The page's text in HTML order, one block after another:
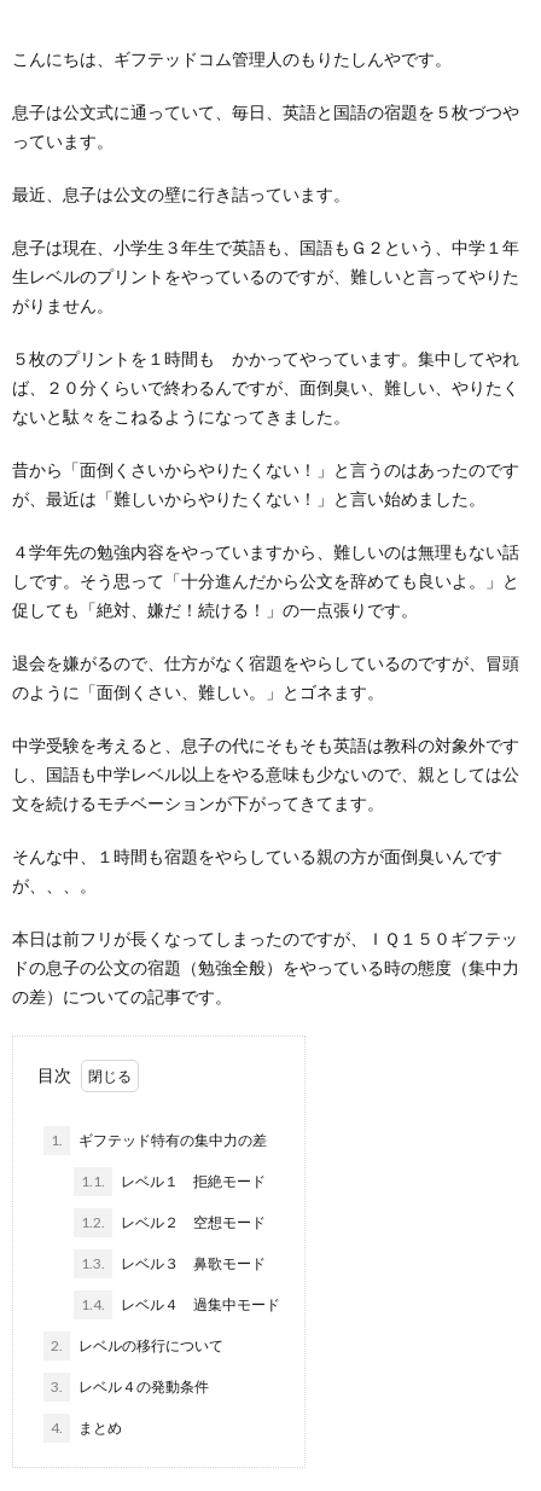
こんにちは、ギフテッドコム管理人のもりたしんやです。
息子は公文式に通っていて、毎日、英語と国語の宿題を５枚づつや
っています。
最近、息子は公文の壁に行き詰っています。
息子は現在、小学生３年生で英語も、国語もＧ２という、中学１年
生レベルのプリントをやっているのですが、難しいと言ってやりた
がりません。
５枚のプリントを１時間も かかってやっています。集中してやれ
ば、２０分くらいで終わるんですが、面倒臭い、難しい、やりたく
ないと駄々をこねるようになってきました。
昔から「面倒くさいからやりたくない！」と言うのはあったのです
が、最近は「難しいからやりたくない！」と言い始めました。
４学年先の勉強内容をやっていますから、難しいのは無理もない話
しです。そう思って「十分進んだから公文を辞めても良いよ。」と
促しても「絶対、嫌だ！続ける！」の一点張りです。
退会を嫌がるので、仕方がなく宿題をやらしているのですが、冒頭
のように「面倒くさい、難しい。」とゴネます。
中学受験を考えると、息子の代にそもそも英語は教科の対象外です
し、国語も中学レベル以上をやる意味も少ないので、親としては公
文を続けるモチベーションが下がってきてます。
そんな中、１時間も宿題をやらしている親の方が面倒臭いんです
が、、、。
本日は前フリが長くなってしまったのですが、ＩＱ１５０ギフテッ
ドの息子の公文の宿題（勉強全般）をやっている時の態度（集中力
の差）についての記事です。
目次
1. ギフテッド特有の集中力の差
1.1. レベル１ 拒絶モード
1.2. レベル２ 空想モード
1.3. レベル３ 鼻歌モード
1.4. レベル４ 過集中モード
2. レベルの移行について
3. レベル４の発動条件
4. まとめ